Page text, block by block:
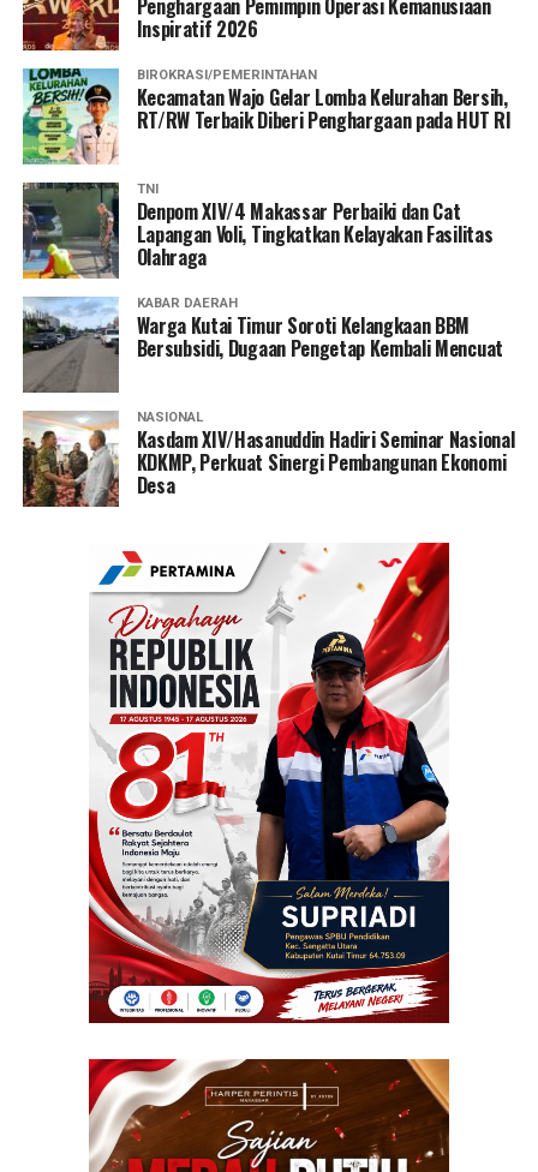
Penghargaan Pemimpin Operasi Kemanusiaan
Inspiratif 2026
BIROKRASI/PEMERINTAHAN
Kecamatan Wajo Gelar Lomba Kelurahan Bersih,
RT/RW Terbaik Diberi Penghargaan pada HUT RI
TNI
Denpom XIV/4 Makassar Perbaiki dan Cat
Lapangan Voli, Tingkatkan Kelayakan Fasilitas
Olahraga
KABAR DAERAH
Warga Kutai Timur Soroti Kelangkaan BBM
Bersubsidi, Dugaan Pengetap Kembali Mencuat
NASIONAL
Kasdam XIV/Hasanuddin Hadiri Seminar Nasional
KDKMP, Perkuat Sinergi Pembangunan Ekonomi
Desa